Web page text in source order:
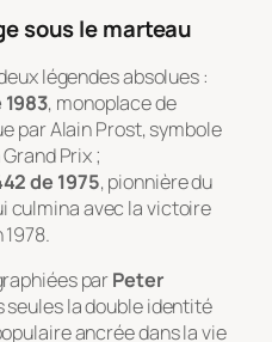
sous le marteau
légendes absolues :
, monoplace de
par Alain Prost, symbole
Grand Prix ;
de 1975, pionnière du
culmina avec la victoire
parPeter
seules la double identité
ancrée dans la vie